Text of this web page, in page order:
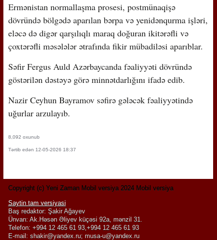
Ermənistan normallaşma prosesi, postmünaqişə
dövründə bölgədə aparılan bərpa və yenidənqurma işləri,
eləcə də digər qarşılıqlı maraq doğuran ikitərəfli və
çoxtərəfli məsələlər ətrafında fikir mübadiləsi aparıblar.
Səfir Fergus Auld Azərbaycanda fəaliyyəti dövründə
göstərilən dəstəyə görə minnətdarlığını ifadə edib.
Nazir Ceyhun Bayramov səfirə gələcək fəaliyyətində
uğurlar arzulayıb.
8,092 oxunub
Tərtib edən 12-05-2026 18:37
Copyright (c) Yeni Zaman Mobil versiya 2024 Mobil versiya
Saytin tam versiyasi
Baş redaktor: Şakir Ağayev
Ünvan: Ak.Həsən Əliyev küçəsi 92a, mənzil 31.
Telefon: +994 12 465 61 93,+994 12 465 61 93
E-mail: shakir@yandex.ru; musa-u@yandex.ru